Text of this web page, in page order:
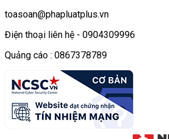
toasoan@phapluatplus.vn
Điện thoại liên hệ - 0904309996
Quảng cáo : 0867378789